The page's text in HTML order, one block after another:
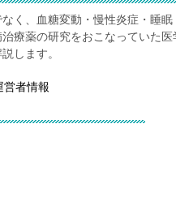
なく、血糖変動・慢性炎症・睡
療薬の研究をおこなっていた
します。
営者情報